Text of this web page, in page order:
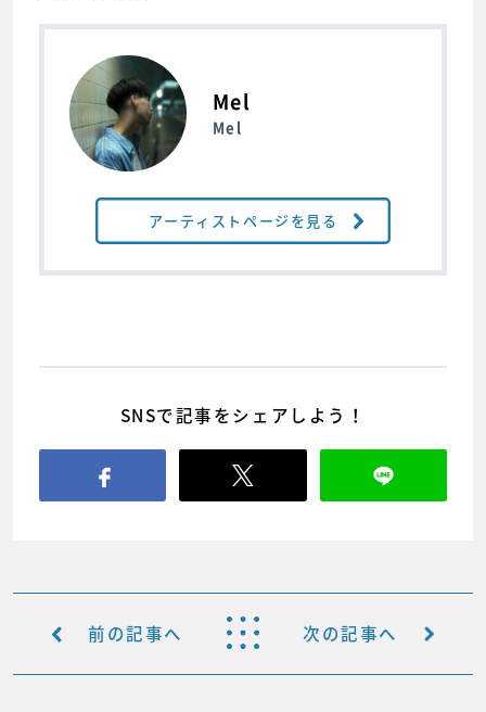
Mel
Mel
アーティストページを見る
SNSで記事をシェアしよう！
前の記事へ 次の記事へ